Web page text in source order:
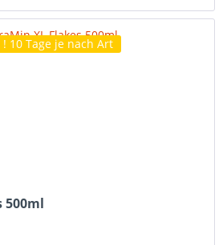
10 Tage je nach Art
500ml